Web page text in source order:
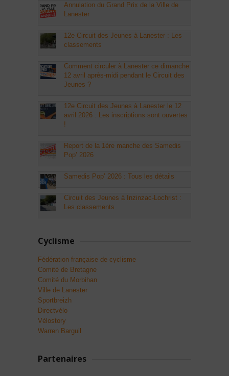
Annulation du Grand Prix de la Ville de
Lanester
12e Circuit des Jeunes à Lanester : Les
classements
Comment circuler à Lanester ce dimanche
12 avril après-midi pendant le Circuit des
Jeunes ?
12e Circuit des Jeunes à Lanester le 12
avril 2026 : Les inscriptions sont ouvertes
!
Report de la 1ère manche des Samedis
Pop’ 2026
Samedis Pop’ 2026 : Tous les détails
Circuit des Jeunes à Inzinzac-Lochrist :
Les classements
Cyclisme
Fédération française de cyclisme
Comité de Bretagne
Comité du Morbihan
Ville de Lanester
Sportbreizh
Directvélo
Vélostory
Warren Barguil
Partenaires